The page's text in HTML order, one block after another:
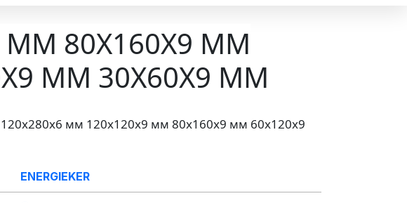
ММ 80X160X9 ММ
ММ 30X60X9 ММ
мм 120x120x9 мм 80x160x9 мм 60x120x9
ENERGIEKER